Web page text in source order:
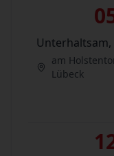
am
Lübeck